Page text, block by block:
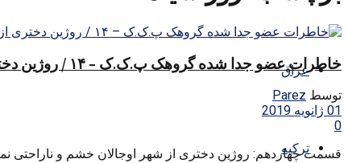
عراق
ترکیه
خاطرات عضو جدا شده گروهک پ.ک.ک – ۱۴ / روژین دختری از شهر اوجالان
توسط Parez
01 ژانویه 2019
0
قسمت چهاردهم: روژین دختری از شهر اوجالان خشم و ناراحتی